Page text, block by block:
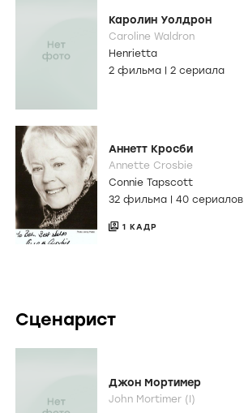
Каролин Уолдрон
Caroline Waldron
Henrietta
2 фильма
2 сериала
Аннетт Кросби
Annette Crosbie
Connie Tapscott
32 фильма | 40 сериалов
1 КАДР
Сценарист
Джон Мортимер
John Mortimer (I)